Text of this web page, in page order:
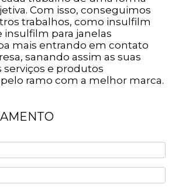
Com isso, conseguimos
trabalhos, como insulfilm
insulfilm para janelas
mais entrando em contato
sanando assim as suas
serviços e produtos
ramo com a melhor marca.